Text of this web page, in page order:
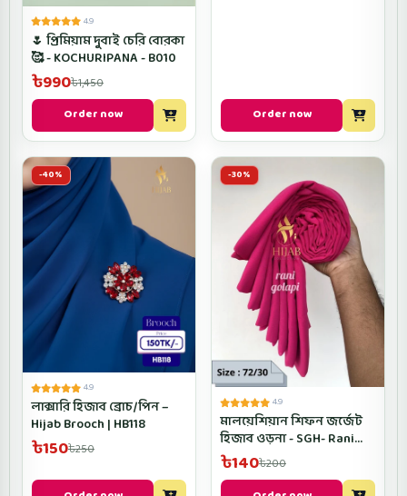
4.9
🌷 প্রিমিয়াম দুবাই চেরি বোরকা
🥰 - KOCHURIPANA - B010
৳990৳1,450
Order now
Order now
-40%
4.9
লাক্সারি হিজাব ব্রোচ/পিন –
Hijab Brooch | HB118
৳150৳250
-30%
4.9
মালয়েশিয়ান শিফন জর্জেট
হিজাব ওড়না - SGH- Rani
Golapi Color
৳140৳200